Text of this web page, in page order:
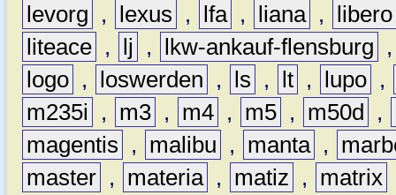
levorg
, lexus , lfa , liana ,
libero
liteace , lj , lkw-ankauf-flensburg
logo , loswerden , ls , lt , lupo ,
m235i
, m3 , m4 , m5 , m50d ,
magentis
, malibu , manta ,
master , materia , matiz , matrix